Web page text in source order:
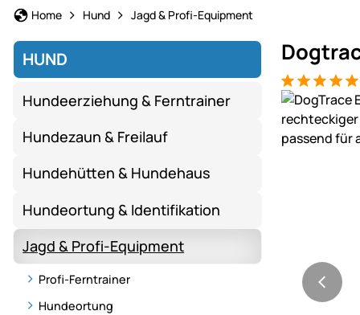
Home Hund Jagd & Profi-Equipment
HUND
Hundeerziehung & Ferntrainer
Hundezaun & Freilauf
Hundehütten & Hundehaus
Hundeortung & Identifikation
Jagd & Profi-Equipment
Profi-Ferntrainer
Hundeortung
Bewertung:
1 Bewertung